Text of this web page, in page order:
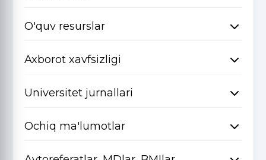
O'quv resurslar
Axborot xavfsizligi
Universitet jurnallari
Ochiq ma'lumotlar